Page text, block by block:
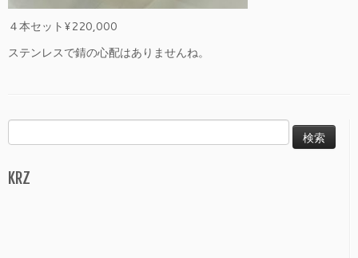
４本セット¥220,000
ステンレスで錆の心配はありませんね。
索:
KRZ